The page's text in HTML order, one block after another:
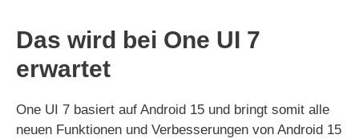
Das wird bei One UI 7
erwartet
One UI 7 basiert auf Android 15 und bringt somit alle
neuen Funktionen und Verbesserungen von Android 15